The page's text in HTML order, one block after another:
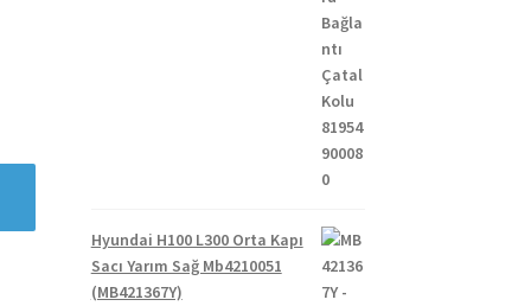
Hyundai H100 L300 Orta Kapı
Sacı Yarım Sağ Mb4210051
(MB421367Y)